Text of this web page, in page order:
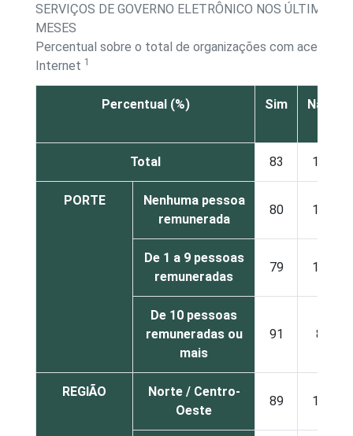
SERVIÇOS DE GOVERNO ELETRÔNICO NOS ÚLTIMOS
MESES
Percentual sobre o total de organizações com acesso à
Internet 1
Percentual (%) Sim
Não
Total 83 15
PORTE
Nenhuma pessoa
remunerada
80 18
De 1 a 9 pessoas
remuneradas
79 19
De 10 pessoas
remuneradas ou
mais
91 8
REGIÃO
Norte / Centro-
Oeste
89 10